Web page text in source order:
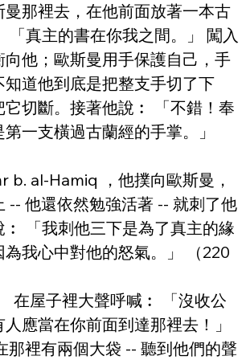
曼那裡去，在他前面放著一本古
「真主的書在你我之間。」 闖入
他；歐斯曼用手保護自己，手
道他到底是把整支手切了下
切斷。接著他說︰ 「不錯！奉
一支橫過古蘭經的手掌。」
b. al-Hamiq ，他撲向歐斯曼，
-- 他還依然勉強活著 -- 就刺了他
︰ 「我刺他三下是為了真主的緣
我心中對他的怒氣。」 （220
在屋子裡大聲呼喊︰ 「沒收公
應當在你前面到達那裡去！」
那裡有兩個大袋 -- 聽到他們的聲